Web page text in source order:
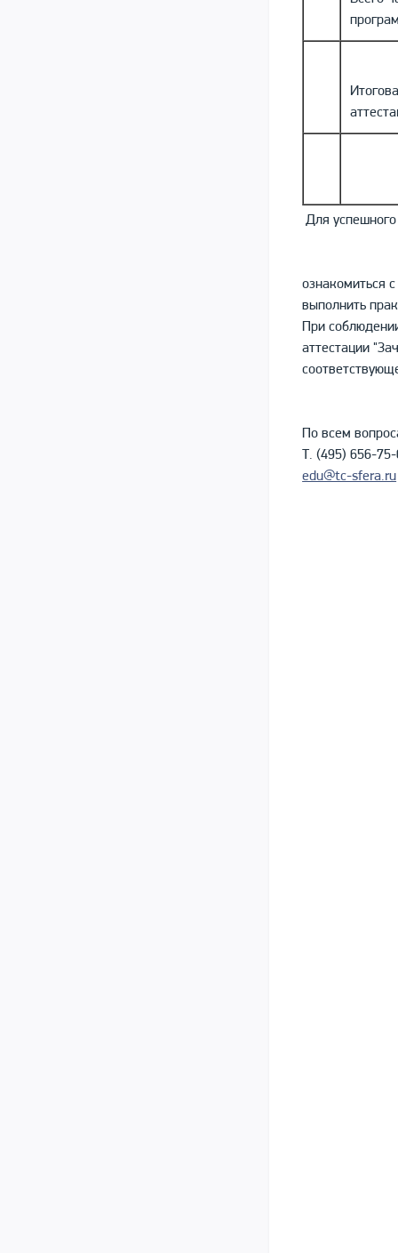
Для
ознакомиться
выполнить
При
аттестации
По всем
Т. (495) 656-
edu@tc-sfera.ru